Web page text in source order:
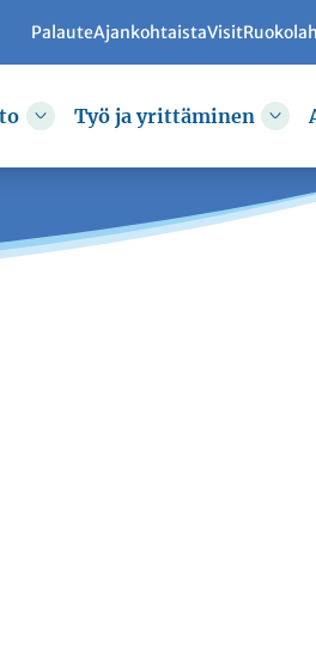
PalauteAjankohtaista
Vaihda alasvetovalikkoa
Työ ja yrittäminen